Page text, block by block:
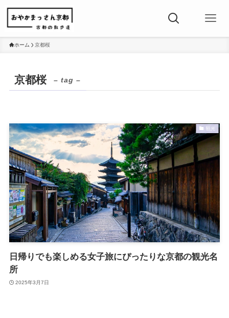
ホーム 京都桜
京都桜 – tag –
観光
日帰りでも楽しめる女子旅にぴったりな京都の観光名
所
2025年3月7日